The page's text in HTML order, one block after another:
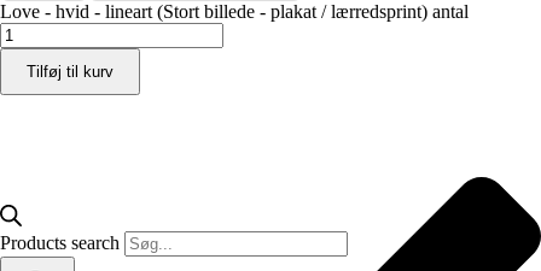
Products search
Love - hvid - lineart (Stort billede - plakat / lærredsprint) antal
Tilføj til kurv